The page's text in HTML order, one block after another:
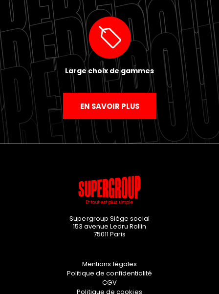
Large choix de gammes
EN SAVOIR PLUS
Supergroup Siège social
153 avenue Ledru Rollin
75011 Paris
Mentions légales
Politique de confidentialité
CGV
Politique de cookies